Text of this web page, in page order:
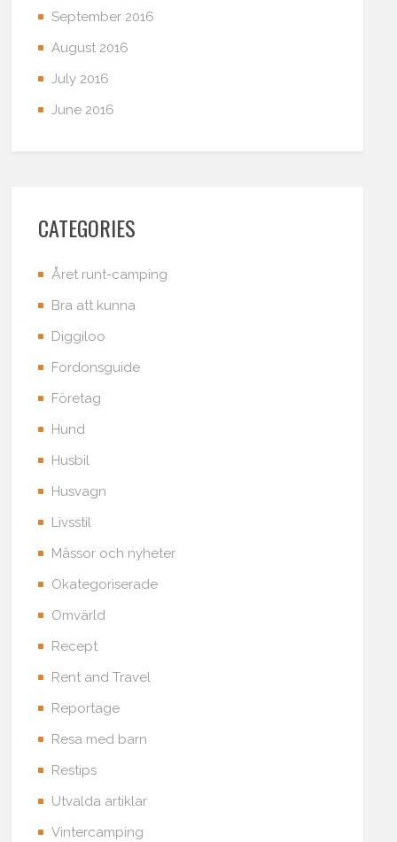
September 2016
August 2016
July 2016
June 2016
CATEGORIES
Året runt-camping
Bra att kunna
Diggiloo
Fordonsguide
Företag
Hund
Husbil
Husvagn
Livsstil
Mässor och nyheter
Okategoriserade
Omvärld
Recept
Rent and Travel
Reportage
Resa med barn
Restips
Utvalda artiklar
Vintercamping